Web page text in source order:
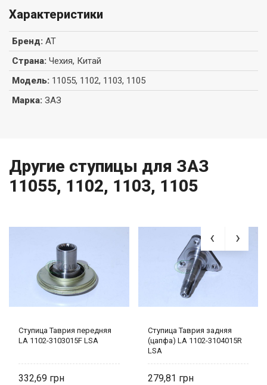
Характеристики
Бренд: AT
Страна: Чехия, Китай
Модель: 11055, 1102, 1103, 1105
Марка: ЗАЗ
Другие ступицы для ЗАЗ
11055, 1102, 1103, 1105
Ступица Таврия передняя
LA 1102-3103015F LSA
332,69
Ступица Таврия задняя
(цапфа) LA 1102-3104015R
LSA
279,81